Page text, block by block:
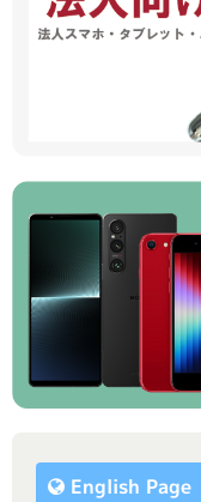
English Page